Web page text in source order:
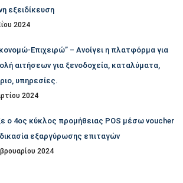
εξειδίκευση
2024
Επιχειρώ” – Ανοίγει η πλατφόρμα για
αιτήσεων για ξενοδοχεία, καταλύματα,
υπηρεσίες.
2024
ο 4ος κύκλος προμήθειας POS μέσω voucher
εξαργύρωσης επιταγών
2024